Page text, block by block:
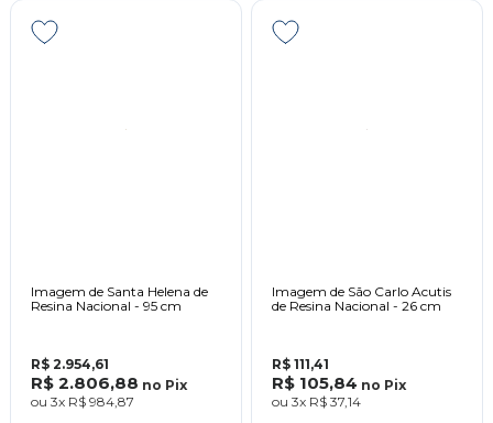
Imagem de Santa Helena de
Resina Nacional - 95 cm
R$ 2.954,61
R$ 2.806,88 no Pix
ou 3x R$ 984,87
Imagem de São Carlo Acutis
de Resina Nacional - 26 cm
R$ 111,41
R$ 105,84 no Pix
ou 3x R$ 37,14